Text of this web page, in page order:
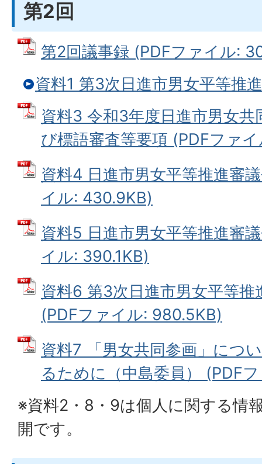
第2回
第2回議事録 (PDFファイル:
資料1 第3次日進市男女平等推
資料3 令和3年度日進市男女
び標語審査等要項 (PDFファ
資料4 日進市男女平等推進審
イル: 430.9KB)
資料5 日進市男女平等推進審
イル: 390.1KB)
資料6 第3次日進市男女平等
(PDFファイル: 980.5KB)
資料7 「男女共同参画」につ
るために（中島委員） (PDF
※資料2・8・9は個人に関する情
開です。